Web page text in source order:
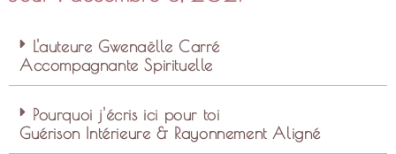
L'auteure Gwenaëlle Carré
Accompagnante Spirituelle
Pourquoi j'écris ici pour toi
Guérison Intérieure & Rayonnement Aligné